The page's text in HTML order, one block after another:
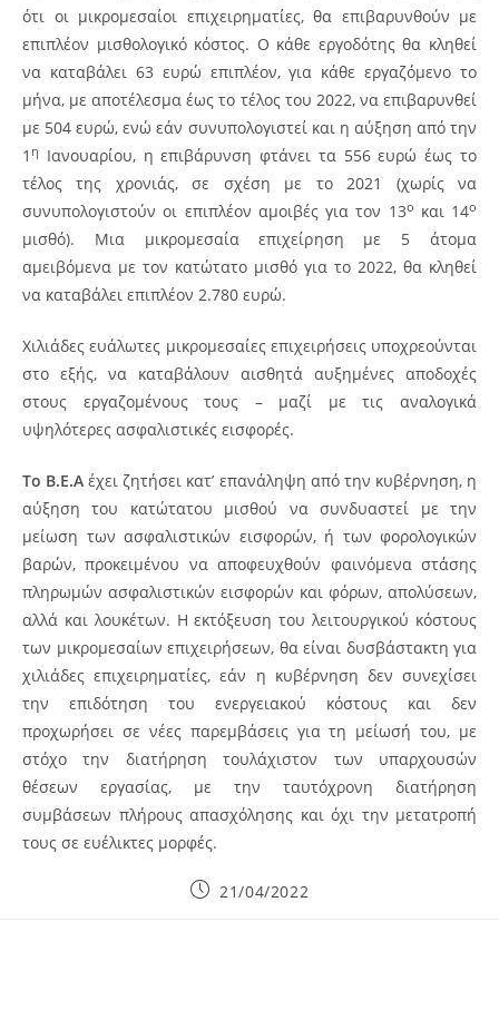
ότι οι μικρομεσαίοι επιχειρηματίες, θα επιβαρυνθούν με
επιπλέον μισθολογικό κόστος. Ο κάθε εργοδότης θα κληθεί
να καταβάλει 63 ευρώ επιπλέον, για κάθε εργαζόμενο το
μήνα, με αποτέλεσμα έως το τέλος του 2022, να επιβαρυνθεί
με 504 ευρώ, ενώ εάν συνυπολογιστεί και η αύξηση από την
1 η
Ιανουαρίου, η επιβάρυνση φτάνει τα 556 ευρώ έως το
τέλος της χρονιάς, σε σχέση με το 2021 (χωρίς να
συνυπολογιστούν οι επιπλέον αμοιβές για τον 13ο και 14ο
μισθό). Μια μικρομεσαία επιχείρηση με 5 άτομα
αμειβόμενα με τον κατώτατο μισθό για το 2022, θα κληθεί
να καταβάλει επιπλέον 2.780 ευρώ.
Χιλιάδες ευάλωτες μικρομεσαίες επιχειρήσεις υποχρεούνται
στο εξής, να καταβάλουν αισθητά αυξημένες αποδοχές
στους εργαζομένους τους – μαζί με τις αναλογικά
υψηλότερες ασφαλιστικές εισφορές.
Το Β.Ε.Α έχει ζητήσει κατ’ επανάληψη από την κυβέρνηση, η
αύξηση του κατώτατου μισθού να συνδυαστεί με την
μείωση των ασφαλιστικών εισφορών, ή των φορολογικών
βαρών, προκειμένου να αποφευχθούν φαινόμενα στάσης
πληρωμών ασφαλιστικών εισφορών και φόρων, απολύσεων,
αλλά και λουκέτων. Η εκτόξευση του λειτουργικού κόστους
των μικρομεσαίων επιχειρήσεων, θα είναι δυσβάστακτη για
χιλιάδες επιχειρηματίες, εάν η κυβέρνηση δεν συνεχίσει
την επιδότηση του ενεργειακού κόστους και δεν
προχωρήσει σε νέες παρεμβάσεις για τη μείωσή του, με
στόχο την διατήρηση τουλάχιστον των υπαρχουσών
θέσεων εργασίας, με την ταυτόχρονη διατήρηση
συμβάσεων πλήρους απασχόλησης και όχι την μετατροπή
τους σε ευέλικτες μορφές.
Post21/04/2022